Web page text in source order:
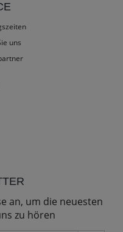
uns
an, um die neuesten
zu hören